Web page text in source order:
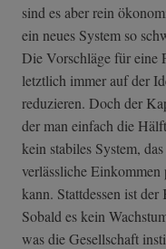
sind es aber rein
ein neues System so
Die Vorschläge für eine
letztlich immer auf der
reduzieren. Doch der
der man einfach die
kein stabiles System,
verlässliche
kann. Stattdessen ist
Sobald es kein
was die Gesellschaft